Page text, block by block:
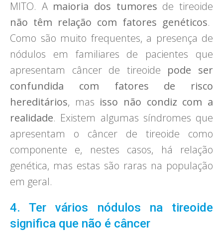
MITO. A maioria dos tumores de tireoide
não têm relação com fatores genéticos.
Como são muito frequentes, a presença de
nódulos em familiares de pacientes que
apresentam câncer de tireoide pode ser
confundida com fatores de risco
hereditários, mas isso não condiz com a
realidade. Existem algumas síndromes que
apresentam o câncer de tireoide como
componente e, nestes casos, há relação
genética, mas estas são raras na população
em geral.
4. Ter vários nódulos na tireoide
significa que não é câncer